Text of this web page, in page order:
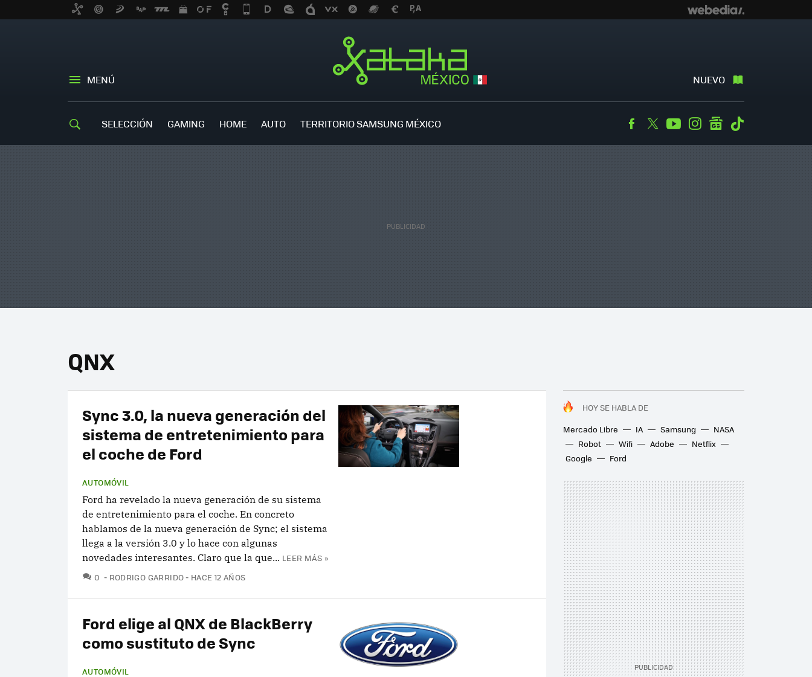
MENÚ NUEVO
SELECCIÓN GAMING HOME AUTO TERRITORIO SAMSUNG MÉXICO Facebook
TwitterYoutubeInstagramgooglenews
QNX
HOY SE HABLA DE
Mercado Libre
IA Samsung
NASA
Robot
Wifi Adobe
Netflix
Google
Ford
Sync 3.0, la nueva generación del
sistema de entretenimiento para
el coche de Ford
AUTOMÓVIL
Ford ha revelado la nueva generación de su sistema
de entretenimiento para el coche. En concreto
hablamos de la nueva generación de Sync; el sistema
llega a la versión 3.0 y lo hace con algunas
novedades interesantes. Claro que la que... LEER MÁS »
0 COMENTARIOS
RODRIGO GARRIDO HACE 12 AÑOS
Ford elige al QNX de BlackBerry
como sustituto de Sync
AUTOMÓVIL